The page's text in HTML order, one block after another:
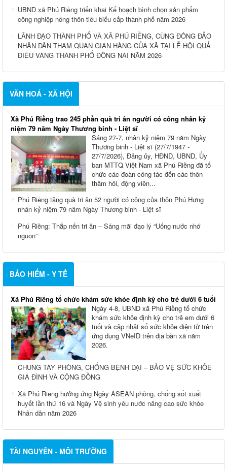
UBND xã Phú Riềng triển khai Kế hoạch bình chọn sản phẩm
công nghiệp nông thôn tiêu biểu cấp thành phố năm 2026
LÃNH ĐẠO THÀNH PHỐ VÀ XÃ PHÚ RIỀNG, CÙNG ĐÔNG ĐẢO
NHÂN DÂN THAM QUAN GIAN HÀNG CỦA XÃ TẠI LỄ HỘI QUẢ
ĐIỀU VÀNG THÀNH PHỐ ĐỒNG NAI NĂM 2026
VĂN HOÁ - XÃ HỘI
Xã Phú Riềng trao 245 phần quà tri ân người có công nhân kỷ
niệm 79 năm Ngày Thương binh - Liệt sĩ
Sáng 27-7, nhân kỷ niệm 79 năm Ngày
Thương binh - Liệt sĩ (27/7/1947 -
27/7/2026), Đảng ủy, HĐND, UBND, Ủy
ban MTTQ Việt Nam xã Phú Riềng đã tổ
chức các đoàn công tác đến các thôn
thăm hỏi, động viên...
Phú Riềng tặng quà tri ân 52 người có công của thôn Phú Hưng
nhân kỷ niệm 79 năm Ngày Thương binh - Liệt sĩ
Phú Riềng: Thắp nến tri ân – Sáng mãi đạo lý “Uống nước nhớ
nguồn”
BẢO HIỂM - Y TẾ
Xã Phú Riềng tổ chức khám sức khỏe định kỳ cho trẻ dưới 6 tuổi
Ngày 4-8, UBND xã Phú Riềng tổ chức
khám sức khỏe định kỳ cho trẻ em dưới 6
tuổi và cập nhật sổ sức khỏe điện tử trên
ứng dụng VNeID trên địa bàn xã năm
2026.
CHUNG TAY PHÒNG, CHỐNG BỆNH DẠI – BẢO VỆ SỨC KHỎE
GIA ĐÌNH VÀ CỘNG ĐỒNG
Xã Phú Riềng hưởng ứng Ngày ASEAN phòng, chống sốt xuất
huyết lần thứ 16 và Ngày Vệ sinh yêu nước nâng cao sức khỏe
Nhân dân năm 2026
TÀI NGUYÊN - MÔI TRƯỜNG